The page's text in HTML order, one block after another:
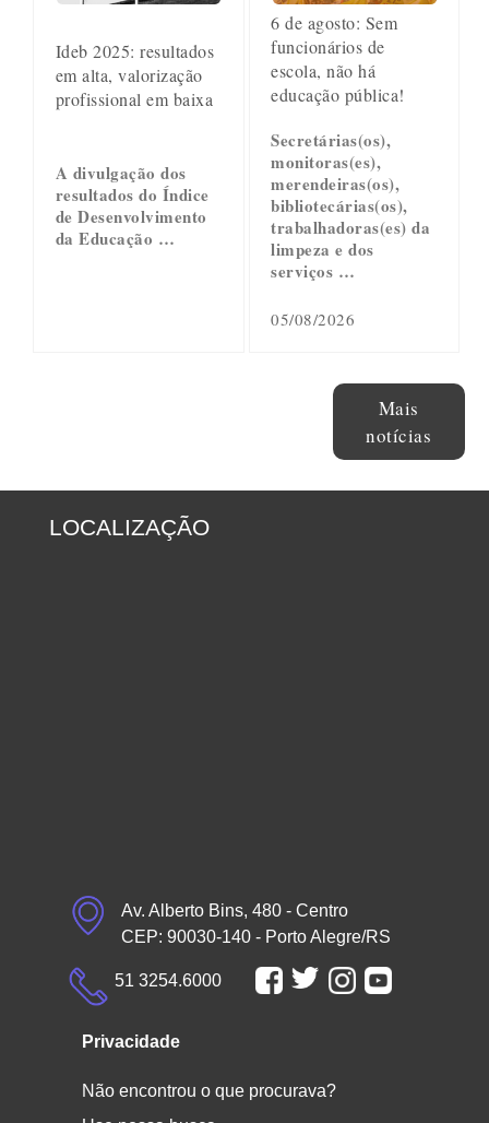
Ideb 2025: resultados
em alta, valorização
profissional em baixa
A divulgação dos
resultados do Índice
de Desenvolvimento
da Educação …
6 de agosto: Sem
funcionários de
escola, não há
educação pública!
Secretárias(os),
monitoras(es),
merendeiras(os),
bibliotecárias(os),
trabalhadoras(es) da
limpeza e dos
serviços …
05/08/2026
Mais
notícias
LOCALIZAÇÃO
Av. Alberto Bins, 480 - Centro
CEP: 90030-140 - Porto Alegre/RS
51 3254.6000
Privacidade
Não encontrou o que procurava?